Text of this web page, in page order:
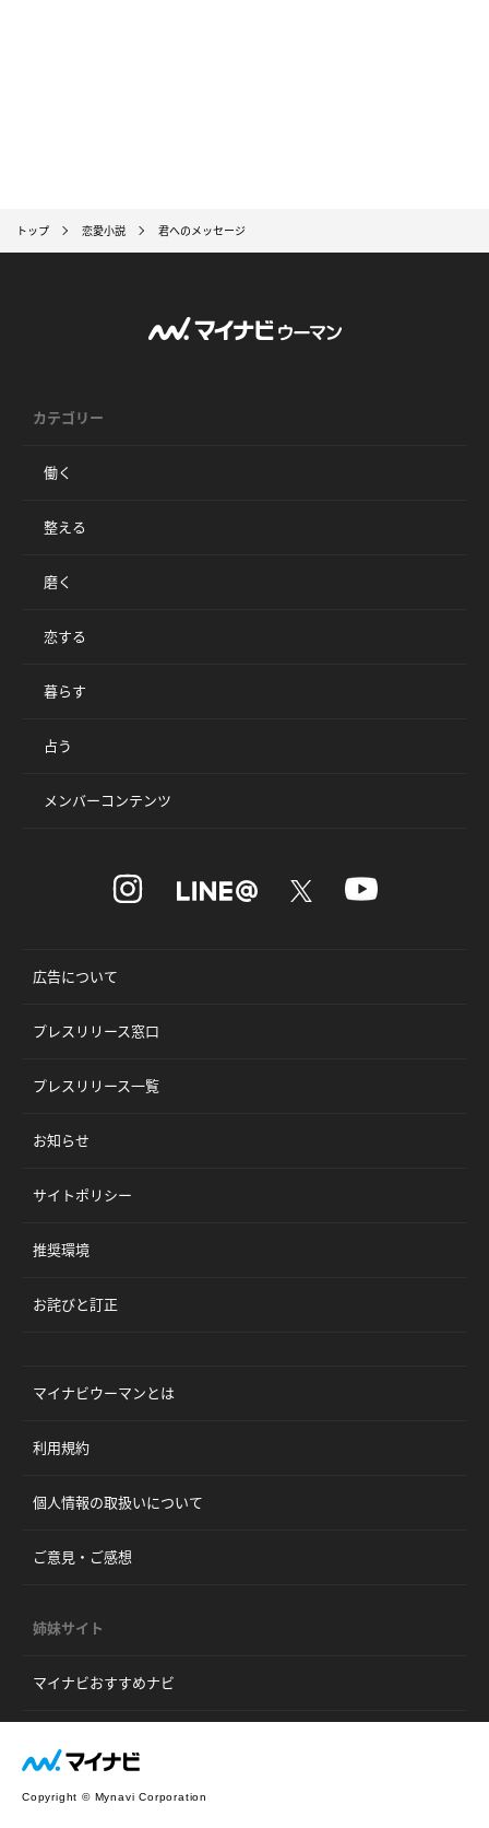
トップ 恋愛小説 君へのメッセージ
カテゴリー
働く
整える
磨く
恋する
暮らす
占う
メンバーコンテンツ
広告について
プレスリリース窓口
プレスリリース一覧
お知らせ
サイトポリシー
推奨環境
お詫びと訂正
マイナビウーマンとは
利用規約
個人情報の取扱いについて
ご意見・ご感想
姉妹サイト
マイナビおすすめナビ
Copyright © Mynavi Corporation